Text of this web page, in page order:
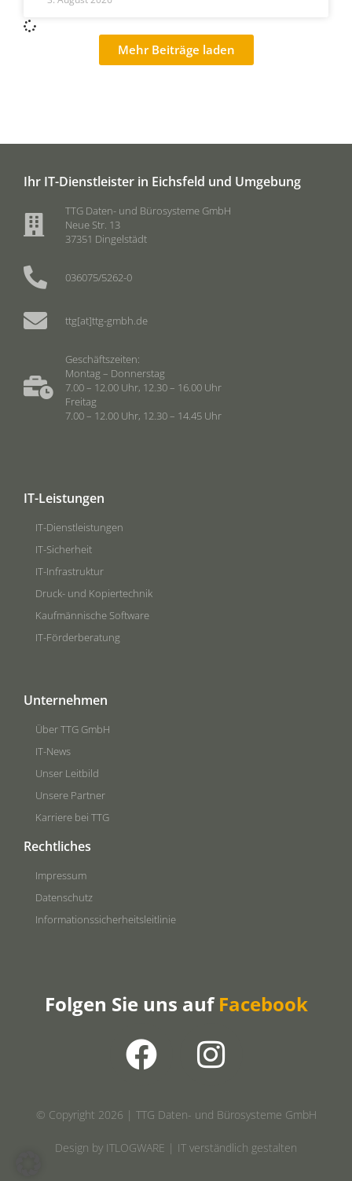
Mehr Beiträge laden
Ihr IT-Dienstleister in Eichsfeld und Umgebung
TTG Daten- und Bürosysteme GmbH
Neue Str. 13
37351 Dingelstädt
036075/5262-0
ttg[at]ttg-gmbh.de
Geschäftszeiten:
Montag – Donnerstag
7.00 – 12.00 Uhr, 12.30 – 16.00 Uhr
Freitag
7.00 – 12.00 Uhr, 12.30 – 14.45 Uhr
IT-Leistungen
IT-Dienstleistungen
IT-Sicherheit
IT-Infrastruktur
Druck- und Kopiertechnik
Kaufmännische Software
IT-Förderberatung
Unternehmen
Über TTG GmbH
IT-News
Unser Leitbild
Unsere Partner
Karriere bei TTG
Rechtliches
Impressum
Datenschutz
Informationssicherheitsleitlinie
Folgen Sie uns auf Facebook
© Copyright 2026 | TTG Daten- und Bürosysteme GmbH
Design by ITLOGWARE | IT verständlich gestalten